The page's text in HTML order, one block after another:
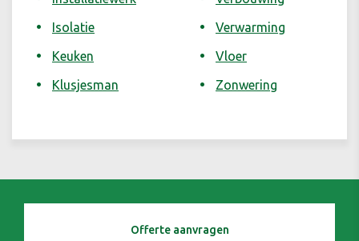
Isolatie
Keuken
Klusjesman
Verwarming
Vloer
Zonwering
Offerte aanvragen